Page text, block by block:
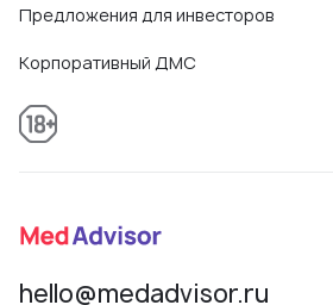
Предложения для инвесторов
Корпоративный ДМС
hello@medadvisor.ru